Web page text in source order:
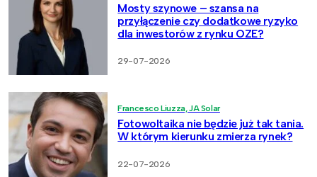
Mosty szynowe – szansa na
przyłączenie czy dodatkowe ryzyko
dla inwestorów z rynku OZE?
29-07-2026
Francesco Liuzza, JA Solar
Fotowoltaika nie będzie już tak tania.
W którym kierunku zmierza rynek?
22-07-2026